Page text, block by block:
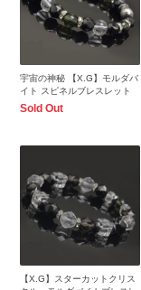
宇宙の神秘 【X.G】モルダバ
イト スピネルブレスレット
Sold Out
【X.G】スターカットクリス